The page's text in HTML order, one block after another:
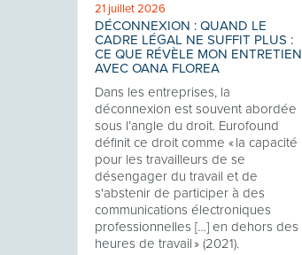
21 juillet 2026
DÉCONNEXION : QUAND LE
CADRE LÉGAL NE SUFFIT PLUS :
CE QUE RÉVÈLE MON ENTRETIEN
AVEC OANA FLOREA
Dans les entreprises, la
déconnexion est souvent abordée
sous l’angle du droit. Eurofound
définit ce droit comme « la capacité
pour les travailleurs de se
désengager du travail et de
s'abstenir de participer à des
communications électroniques
professionnelles […] en dehors des
heures de travail » (2021).